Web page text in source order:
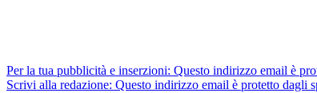
Per la tua pubblicità e inserzioni: Questo indirizzo email è
Scrivi alla redazione: Questo indirizzo email è protetto dagli